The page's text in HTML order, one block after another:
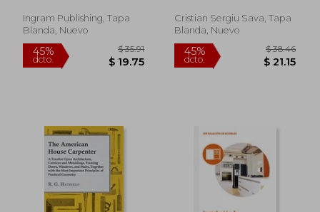
including plans,
FAQS, cool ideas, and
Ingram Publishing, Tapa
Blanda, Nuevo
rejestrowania sily
roboczej, zadania,
rapor (en Polaco)
Cristian Sergiu Sava, Tapa
Blanda, Nuevo